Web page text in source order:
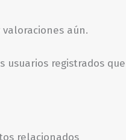
valoraciones aún.
usuarios registrados